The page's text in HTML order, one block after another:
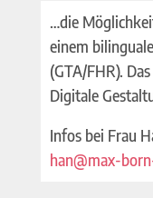
…die
einem
(GTA/FHR).
Digitale
Infos bei Frau
han@max-